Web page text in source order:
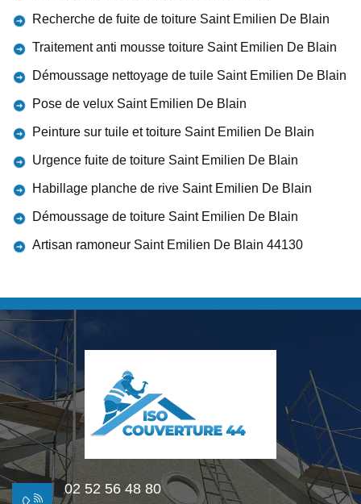
Recherche de fuite de toiture Saint Emilien De Blain
Traitement anti mousse toiture Saint Emilien De Blain
Démoussage nettoyage de tuile Saint Emilien De Blain
Pose de velux Saint Emilien De Blain
Peinture sur tuile et toiture Saint Emilien De Blain
Urgence fuite de toiture Saint Emilien De Blain
Habillage planche de rive Saint Emilien De Blain
Démoussage de toiture Saint Emilien De Blain
Artisan ramoneur Saint Emilien De Blain 44130
02 52 56 48 80